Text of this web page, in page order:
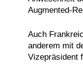
Augmented-
Auch
anderem mit
Vizepräsident